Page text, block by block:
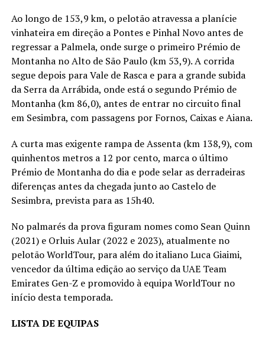
Ao longo de 153,9 km, o pelotão atravessa a planície
vinhateira em direção a Pontes e Pinhal Novo antes de
regressar a Palmela, onde surge o primeiro Prémio de
Montanha no Alto de São Paulo (km 53,9). A corrida
segue depois para Vale de Rasca e para a grande subida
da Serra da Arrábida, onde está o segundo Prémio de
Montanha (km 86,0), antes de entrar no circuito final
em Sesimbra, com passagens por Fornos, Caixas e Aiana.
A curta mas exigente rampa de Assenta (km 138,9), com
quinhentos metros a 12 por cento, marca o último
Prémio de Montanha do dia e pode selar as derradeiras
diferenças antes da chegada junto ao Castelo de
Sesimbra, prevista para as 15h40.
No palmarés da prova figuram nomes como Sean Quinn
(2021) e Orluis Aular (2022 e 2023), atualmente no
pelotão WorldTour, para além do italiano Luca Giaimi,
vencedor da última edição ao serviço da UAE Team
Emirates Gen-Z e promovido à equipa WorldTour no
início desta temporada.
LISTA DE EQUIPAS